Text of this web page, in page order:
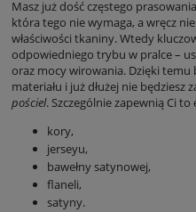
Masz już dość częstego
która tego nie wymaga, a wręcz
właściwości tkaniny. Wtedy
odpowiedniego trybu w pralce –
oraz mocy wirowania. Dzięki temu
materiału i już dłużej nie będziesz
pościel. Szczególnie zapewnią Ci to
kory,
jerseyu,
bawełny satynowej,
flaneli,
satyny.